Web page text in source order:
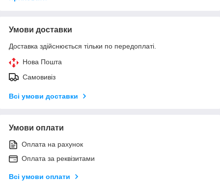
Умови доставки
Доставка здійснюється тільки по передоплаті.
Нова Пошта
Самовивіз
Всі умови доставки
Умови оплати
Оплата на рахунок
Оплата за реквізитами
Всі умови оплати